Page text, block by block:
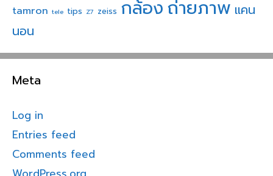
tamron tele tips Z7 zeiss กล้องถ่ายภาพ แคน
นอน
Meta
Log in
Entries feed
Comments feed